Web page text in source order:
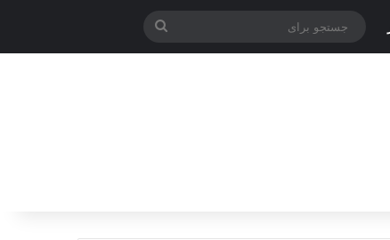
جستجو
برای